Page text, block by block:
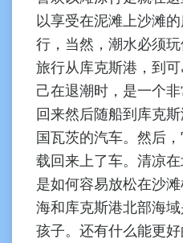
以享受在泥滩上沙滩
行，当然，潮水必须
旅行从库克斯港，到
己在退潮时，是一个
回来然后随船到库克
国瓦茨的汽车。然后
载回来上了车。清凉
是如何容易放松在沙
海和库克斯港北部海
孩子。还有什么能更